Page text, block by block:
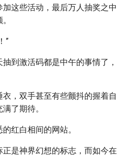
这些活动，最后万人抽奖之中
”
到激活码都是中午的事情了，
，双手甚至有些颤抖的握着自
了期待。
红白相间的网站。
是神界幻想的标志，而如今在